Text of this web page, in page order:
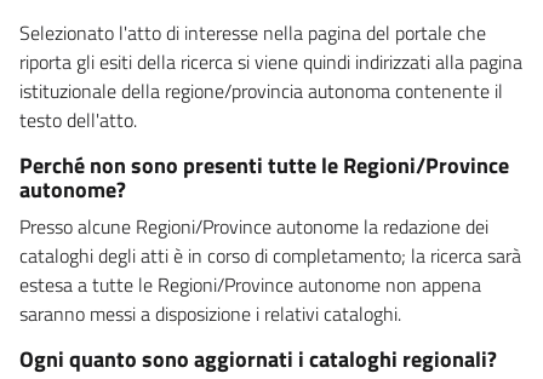
Selezionato l'atto di interesse nella pagina del portale che
riporta gli esiti della ricerca si viene quindi indirizzati alla pagina
istituzionale della regione/provincia autonoma contenente il
testo dell'atto.
Perché non sono presenti tutte le Regioni/Province
autonome?
Presso alcune Regioni/Province autonome la redazione dei
cataloghi degli atti è in corso di completamento; la ricerca sarà
estesa a tutte le Regioni/Province autonome non appena
saranno messi a disposizione i relativi cataloghi.
Ogni quanto sono aggiornati i cataloghi regionali?